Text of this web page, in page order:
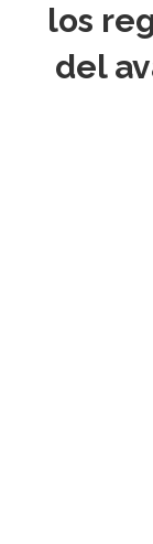
los
del